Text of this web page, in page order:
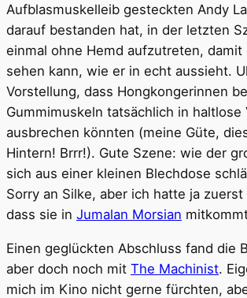
Aufblasmuskelleib gesteckten Andy
darauf bestanden hat, in der letzten
einmal ohne Hemd aufzutreten, damit
sehen kann, wie er in echt aussieht.
Vorstellung, dass Hongkongerinnen
Gummimuskeln tatsächlich in haltlose
ausbrechen könnten (meine Güte,
Hintern! Brrr!). Gute Szene: wie der
sich aus einer kleinen Blechdose
Sorry an Silke, aber ich hatte ja
dass sie in Jumalan Morsian
Einen geglückten Abschluss fand die
aber doch noch mit The Machinist.
mich im Kino nicht gerne fürchten,